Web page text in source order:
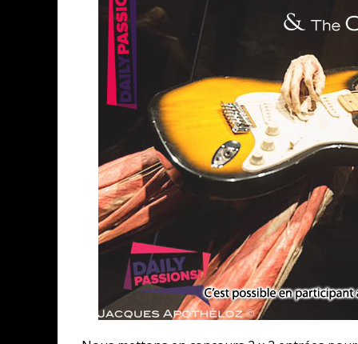
« LE VENT DAND LES SAULES
« DAMN THEM ALL » - UN DUO
YOSHI AND THE MYSTERIOUS